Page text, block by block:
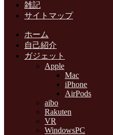
雑記
サイトマップ
ホーム
自己紹介
ガジェット
Apple
Mac
iPhone
AirPods
aibo
Rakuten
VR
WindowsPC